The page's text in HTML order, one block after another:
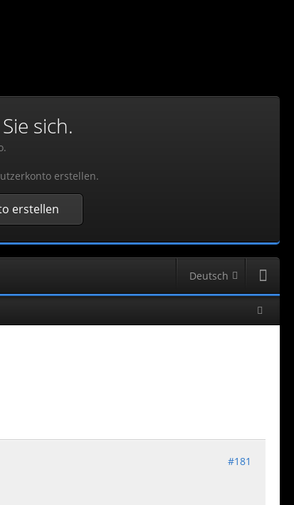
sich.
erstellen.
erstellen
Deutsch
#181